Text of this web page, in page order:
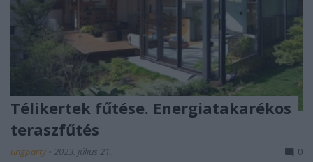
Télikertek fűtése. Energiatakarékos
teraszfűtés
ungparty • 2023. július 21. 0